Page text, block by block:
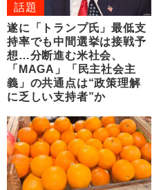
話題
遂に「トランプ氏」最低支
持率でも中間選挙は接戦予
想…分断進む米社会、
「MAGA」「民主社会主
義」の共通点は“政策理解
に乏しい支持者”か